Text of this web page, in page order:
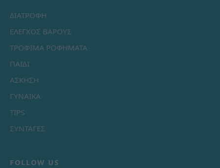
ΔΙΑΤΡΟΦΗ
ΕΛΕΓΧΟΣ ΒΑΡΟΥΣ
ΤΡΟΦΙΜΑ ΡΟΦΗΜΑΤΑ
ΠΑΙΔΙ
ΑΣΚΗΣΗ
ΓΥΝΑΙΚΑ
TIPS
ΣΥΝΤΑΓΕΣ
FOLLOW US